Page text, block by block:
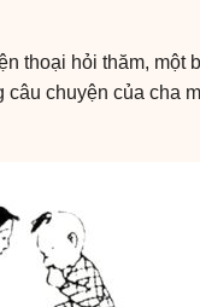
thoại hỏi thăm, một
chuyện của cha